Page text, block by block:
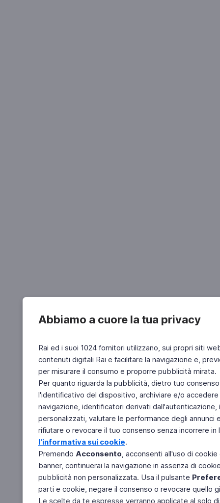
Abbiamo a cuore la tua privacy
Rai ed i suoi 1024 fornitori utilizzano, sui propri siti
contenuti digitali Rai e facilitare la navigazione e,
per misurare il consumo e proporre pubblicità mirata.
Per quanto riguarda la pubblicità, dietro tuo
l'identificativo del dispositivo, archiviare e/o
navigazione, identificatori derivati
personalizzati, valutare le performance degli
rifiutare o revocare il tuo consenso senza incorrere
l'informativa sui cookie.
Premendo Acconsento, acconsenti all'uso di
banner, continuerai la navigazione in assenza di
pubblicità non personalizzata. Usa il pulsante
parti e cookie, negare il consenso o revocare quello
Le scelte da te espresse verranno applicate al solo